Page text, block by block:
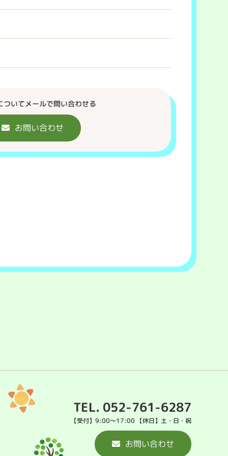
ついてメールで問い合わせる
お問い合わせ
TEL. 052-761-6287
【受付】9:00～17:00 【休日】土・日・祝
お問い合わせ